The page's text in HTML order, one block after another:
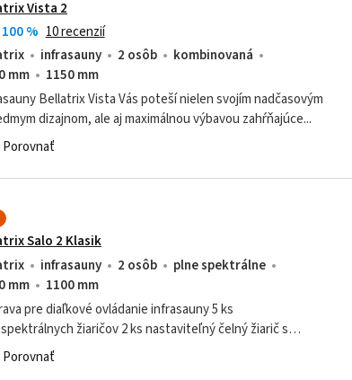
Vista 2
100% 10 recenzií
infrasauny 2 osôb
kombinovaná
mm
1150 mm
Bellatrix Vista Vás poteší nielen svojím nadčasovým
dizajnom, ale aj maximálnou výbavou zahŕňajúce...
Porovnať
Salo 2 Klasik
infrasauny 2 osôb
plne spektrálne
mm
1100 mm
pre diaľkové ovládanie infrasauny 5 ks
žiaričov 2 ks nastaviteľný čelný žiarič s
reguláciou 1 ks podlahový žiarič Reguláciu intenzity
Porovnať